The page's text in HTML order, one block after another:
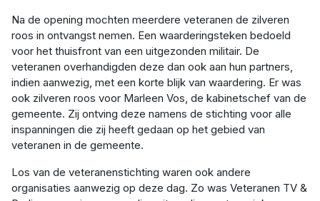
Na de opening mochten meerdere veteranen de zilveren
roos in ontvangst nemen. Een waarderingsteken bedoeld
voor het thuisfront van een uitgezonden militair. De
veteranen overhandigden deze dan ook aan hun partners,
indien aanwezig, met een korte blijk van waardering. Er was
ook zilveren roos voor Marleen Vos, de kabinetschef van de
gemeente. Zij ontving deze namens de stichting voor alle
inspanningen die zij heeft gedaan op het gebied van
veteranen in de gemeente.
Los van de veteranenstichting waren ook andere
organisaties aanwezig op deze dag. Zo was Veteranen TV &